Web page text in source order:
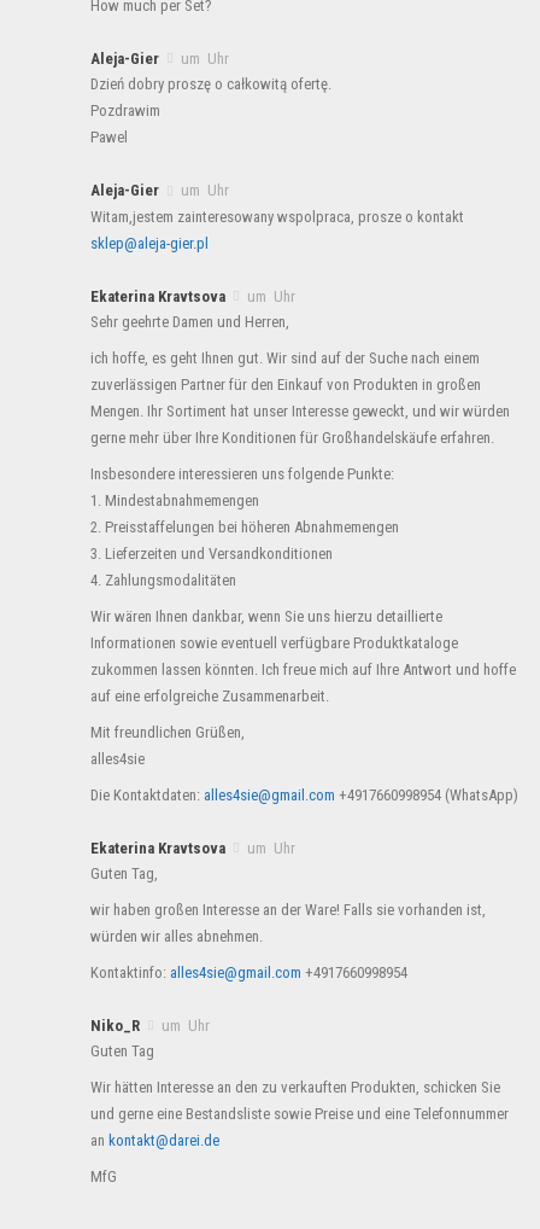
How much per Set?
Aleja-Gier
um Uhr
Dzień dobry proszę o całkowitą ofertę.
Pozdrawim
Pawel
Aleja-Gier
um Uhr
Witam,jestem zainteresowany wspolpraca, prosze o kontakt
sklep@aleja-gier.pl
Ekaterina Kravtsova
um Uhr
Sehr geehrte Damen und Herren,
ich hoffe, es geht Ihnen gut. Wir sind auf der Suche nach einem
zuverlässigen Partner für den Einkauf von Produkten in großen
Mengen. Ihr Sortiment hat unser Interesse geweckt, und wir würden
gerne mehr über Ihre Konditionen für Großhandelskäufe erfahren.
Insbesondere interessieren uns folgende Punkte:
1. Mindestabnahmemengen
2. Preisstaffelungen bei höheren Abnahmemengen
3. Lieferzeiten und Versandkonditionen
4. Zahlungsmodalitäten
Wir wären Ihnen dankbar, wenn Sie uns hierzu detaillierte
Informationen sowie eventuell verfügbare Produktkataloge
zukommen lassen könnten. Ich freue mich auf Ihre Antwort und hoffe
auf eine erfolgreiche Zusammenarbeit.
Mit freundlichen Grüßen,
alles4sie
Die Kontaktdaten: alles4sie@gmail.com +4917660998954 (WhatsApp)
Ekaterina Kravtsova
um Uhr
Guten Tag,
wir haben großen Interesse an der Ware! Falls sie vorhanden ist,
würden wir alles abnehmen.
Kontaktinfo: alles4sie@gmail.com +4917660998954
Niko_R
um Uhr
Guten Tag
Wir hätten Interesse an den zu verkauften Produkten, schicken Sie
und gerne eine Bestandsliste sowie Preise und eine Telefonnummer
an kontakt@darei.de
MfG